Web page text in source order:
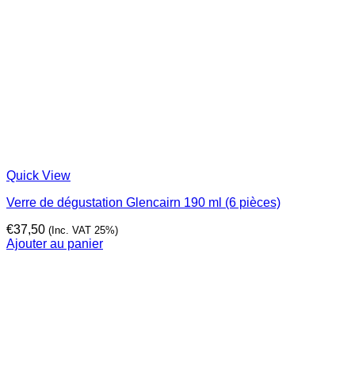
Quick View
Verre de dégustation Glencairn 190 ml (6 pièces)
€37,50 (Inc. VAT 25%)
Ajouter au panier